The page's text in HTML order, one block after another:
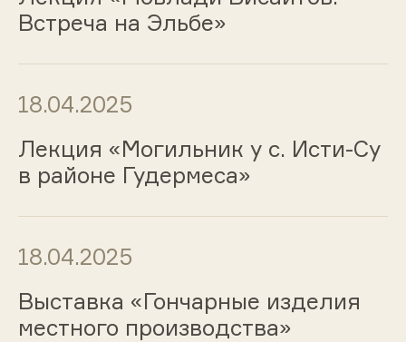
Встреча на Эльбе»
18.04.2025
Лекция «Могильник у с. Исти-Су
в районе Гудермеса»
18.04.2025
Выставка «Гончарные изделия
местного производства»